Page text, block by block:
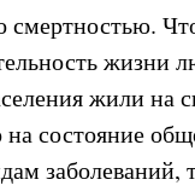
смертностью.
жизни
жили на
на состояние
заболеваний,